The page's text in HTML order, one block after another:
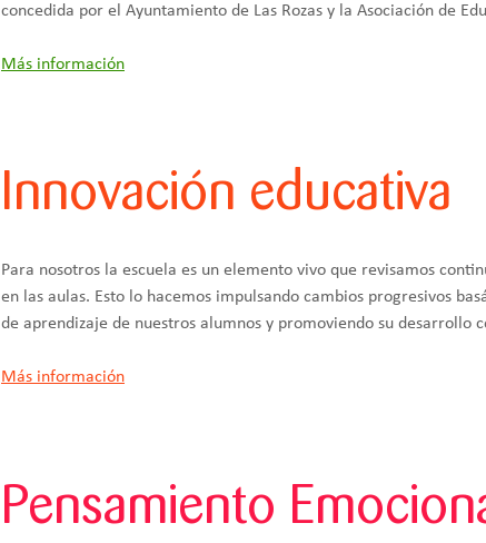
concedida por el Ayuntamiento de Las Rozas y la Asociación de
Más información
Innovación educativa
Para nosotros la escuela es un elemento vivo que revisamos
en las aulas. Esto lo hacemos impulsando cambios progresivos
de aprendizaje de nuestros alumnos y promoviendo su desarrollo
Más información
Pensamiento